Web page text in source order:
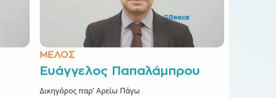
Ευάγγελος Παπαλάμπρου
Δικηγόρος παρ’ Αρείω Πάγω